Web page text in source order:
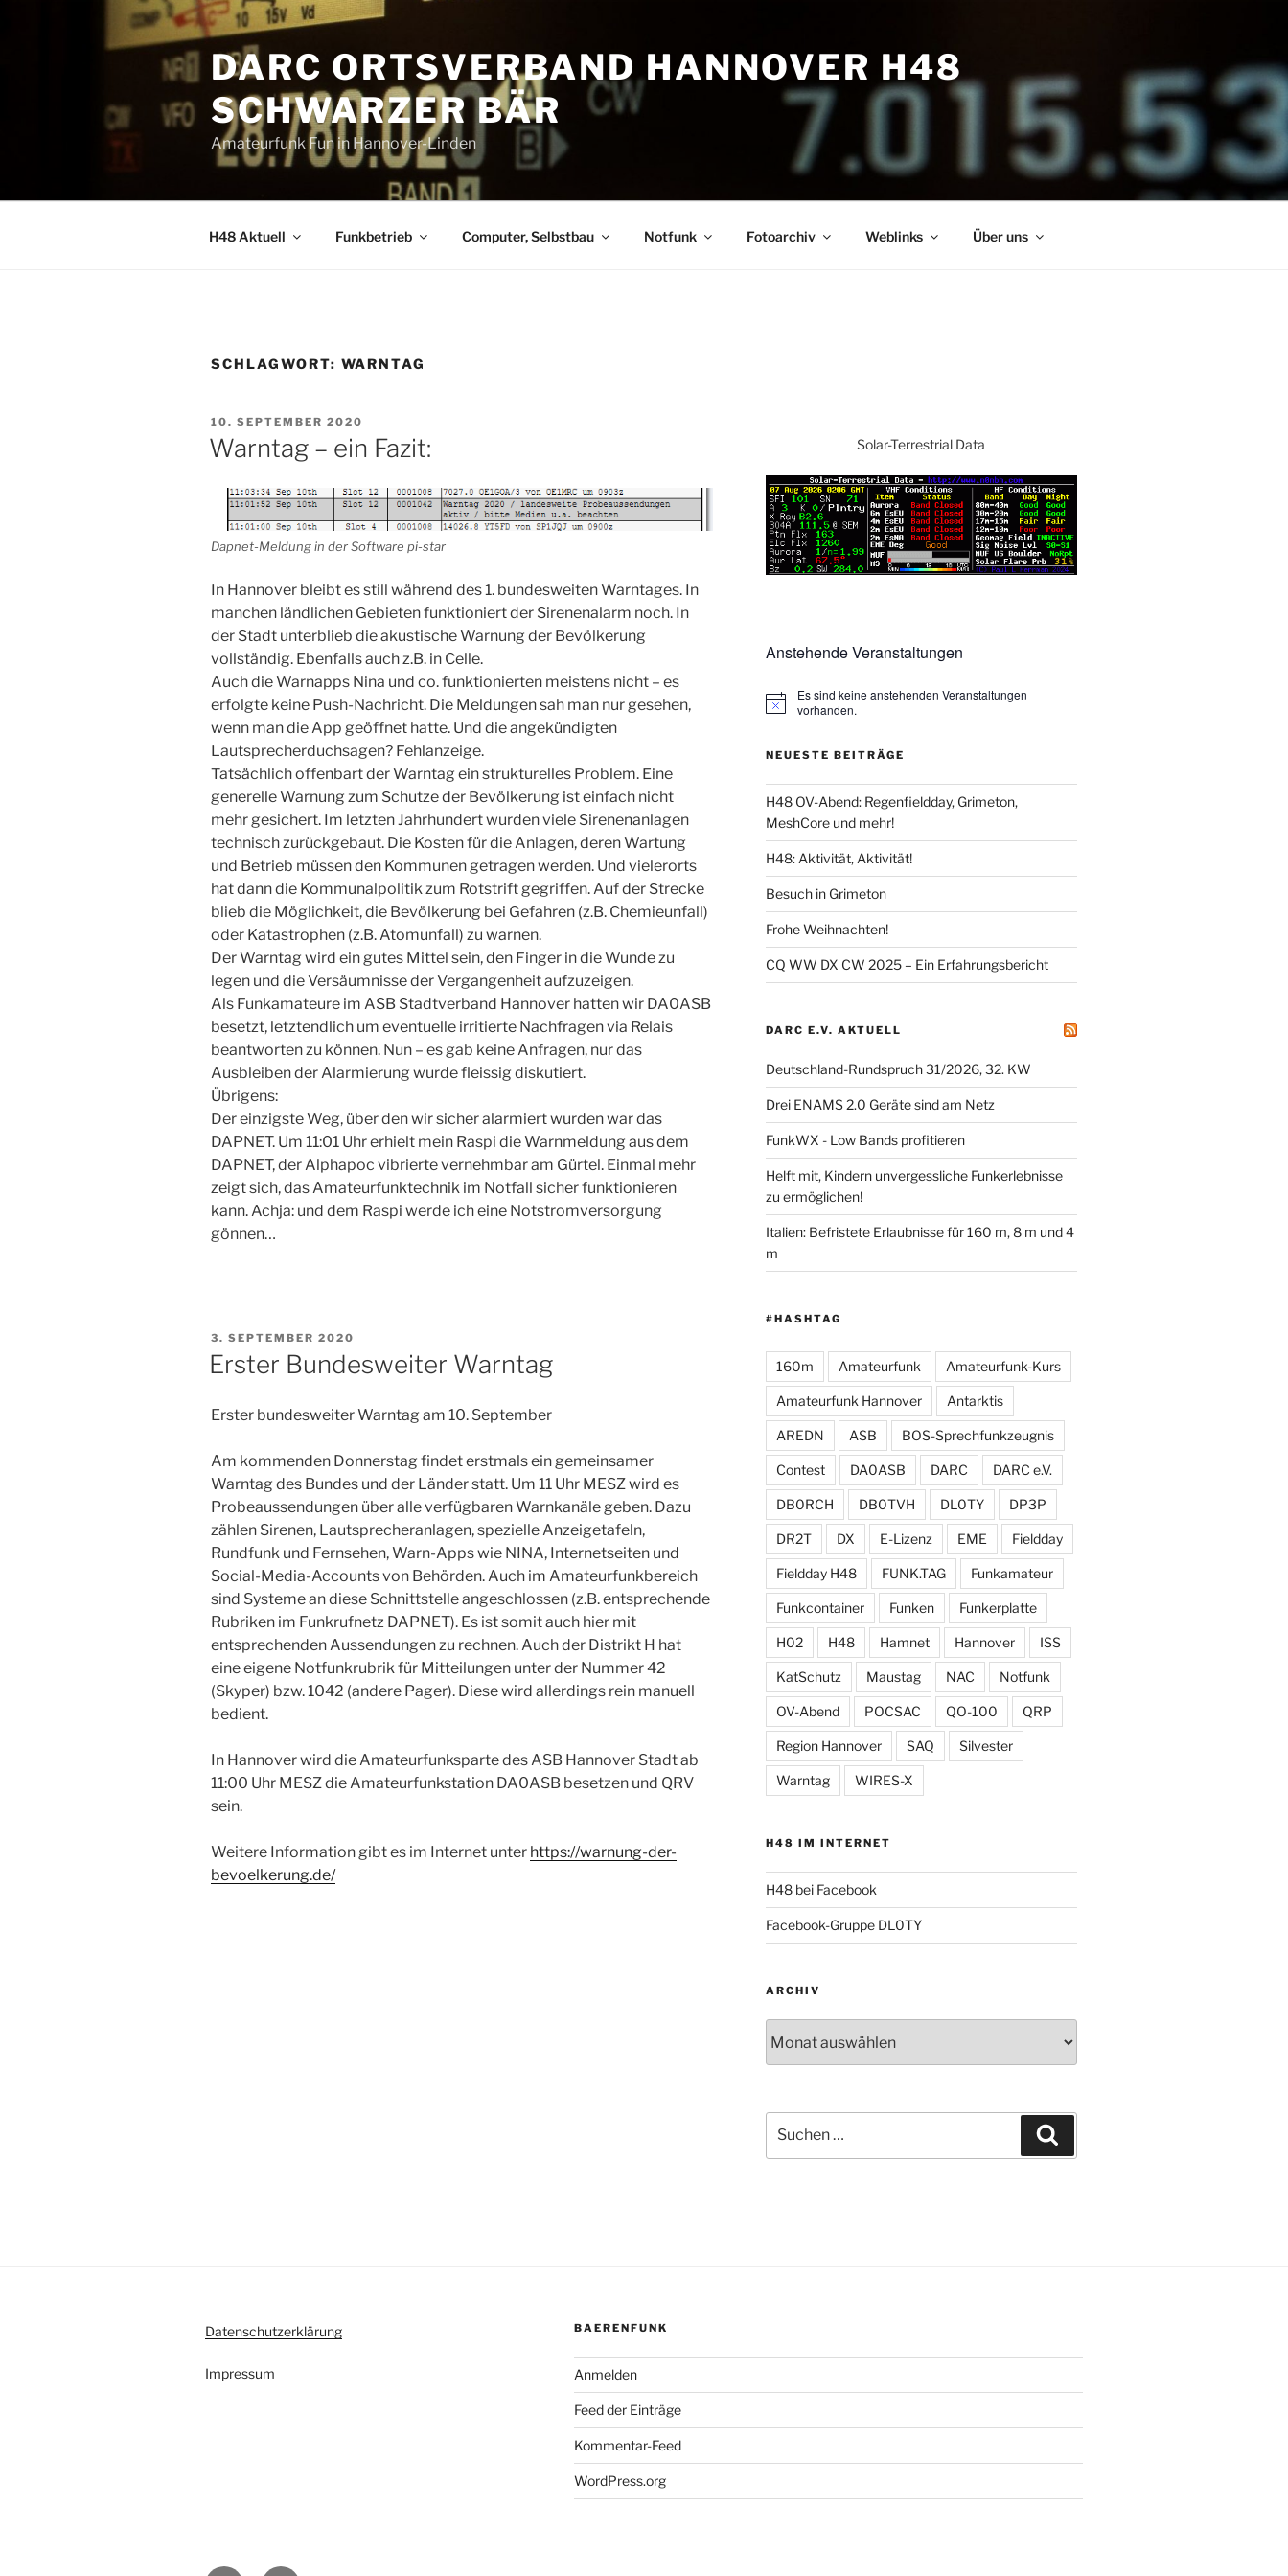
DARC ORTSVERBAND HANNOVER H48
SCHWARZER BÄR
Amateurfunk Fun in Hannover-Linden
H48 Aktuell Funkbetrieb Computer, Selbstbau Notfunk Fotoarchiv Weblinks Über uns
SCHLAGWORT: WARNTAG
VERÖFFENTLICHT
AM
10. SEPTEMBER 2020
Warntag – ein Fazit:
Dapnet-Meldung in der Software pi-star
In Hannover bleibt es still während des 1. bundesweiten Warntages. In
manchen ländlichen Gebieten funktioniert der Sirenenalarm noch. In
der Stadt unterblieb die akustische Warnung der Bevölkerung
vollständig. Ebenfalls auch z.B. in Celle.
Auch die Warnapps Nina und co. funktionierten meistens nicht – es
erfolgte keine Push-Nachricht. Die Meldungen sah man nur gesehen,
wenn man die App geöffnet hatte. Und die angekündigten
Lautsprecherduchsagen? Fehlanzeige.
Tatsächlich offenbart der Warntag ein strukturelles Problem. Eine
generelle Warnung zum Schutze der Bevölkerung ist einfach nicht
mehr gesichert. Im letzten Jahrhundert wurden viele Sirenenanlagen
technisch zurückgebaut. Die Kosten für die Anlagen, deren Wartung
und Betrieb müssen den Kommunen getragen werden. Und vielerorts
hat dann die Kommunalpolitik zum Rotstrift gegriffen. Auf der Strecke
blieb die Möglichkeit, die Bevölkerung bei Gefahren (z.B. Chemieunfall)
oder Katastrophen (z.B. Atomunfall) zu warnen.
Der Warntag wird ein gutes Mittel sein, den Finger in die Wunde zu
legen und die Versäumnisse der Vergangenheit aufzuzeigen.
Als Funkamateure im ASB Stadtverband Hannover hatten wir DA0ASB
besetzt, letztendlich um eventuelle irritierte Nachfragen via Relais
beantworten zu können. Nun – es gab keine Anfragen, nur das
Ausbleiben der Alarmierung wurde fleissig diskutiert.
Übrigens:
Der einzigste Weg, über den wir sicher alarmiert wurden war das
DAPNET. Um 11:01 Uhr erhielt mein Raspi die Warnmeldung aus dem
DAPNET, der Alphapoc vibrierte vernehmbar am Gürtel. Einmal mehr
zeigt sich, das Amateurfunktechnik im Notfall sicher funktionieren
kann. Achja: und dem Raspi werde ich eine Notstromversorgung
gönnen…
VERÖFFENTLICHT
AM
3. SEPTEMBER 2020
Erster Bundesweiter Warntag
Erster bundesweiter Warntag am 10. September
Am kommenden Donnerstag findet erstmals ein gemeinsamer
Warntag des Bundes und der Länder statt. Um 11 Uhr MESZ wird es
Probeaussendungen über alle verfügbaren Warnkanäle geben. Dazu
zählen Sirenen, Lautsprecheranlagen, spezielle Anzeigetafeln,
Rundfunk und Fernsehen, Warn-Apps wie NINA, Internetseiten und
Social-Media-Accounts von Behörden. Auch im Amateurfunkbereich
sind Systeme an diese Schnittstelle angeschlossen (z.B. entsprechende
Rubriken im Funkrufnetz DAPNET). Es ist somit auch hier mit
entsprechenden Aussendungen zu rechnen. Auch der Distrikt H hat
eine eigene Notfunkrubrik für Mitteilungen unter der Nummer 42
(Skyper) bzw. 1042 (andere Pager). Diese wird allerdings rein manuell
bedient.
In Hannover wird die Amateurfunksparte des ASB Hannover Stadt ab
11:00 Uhr MESZ die Amateurfunkstation DA0ASB besetzen und QRV
sein.
Weitere Information gibt es im Internet unter https://warnung-der-
bevoelkerung.de/
Solar-Terrestrial Data
Anstehende Veranstaltungen
Es sind keine anstehenden Veranstaltungen
vorhanden.
NEUESTE BEITRÄGE
H48 OV-Abend: Regenfieldday, Grimeton,
MeshCore und mehr!
H48: Aktivität, Aktivität!
Besuch in Grimeton
Frohe Weihnachten!
CQ WW DX CW 2025 – Ein Erfahrungsbericht
DARC E.V. AKTUELL
Deutschland-Rundspruch 31/2026, 32. KW
Drei ENAMS 2.0 Geräte sind am Netz
FunkWX - Low Bands profitieren
Helft mit, Kindern unvergessliche Funkerlebnisse
zu ermöglichen!
Italien: Befristete Erlaubnisse für 160 m, 8 m und 4
m
#HASHTAG
160m Amateurfunk Amateurfunk-Kurs
Amateurfunk Hannover Antarktis
AREDN ASB BOS-Sprechfunkzeugnis
Contest DA0ASB DARC DARC e.V.
DB0RCH DB0TVH DL0TY DP3P
DR2T DX E-Lizenz EME Fieldday
Fieldday H48 FUNK.TAG Funkamateur
Funkcontainer Funken Funkerplatte
H02 H48 Hamnet Hannover ISS
KatSchutz Maustag NAC Notfunk
OV-Abend POCSAC QO-100 QRP
Region Hannover SAQ Silvester
Warntag WIRES-X
H48 IM INTERNET
H48 bei Facebook
Facebook-Gruppe DL0TY
ARCHIV
nach:
Datenschutzerklärung
Impressum
BAERENFUNK
Anmelden
Feed der Einträge
Kommentar-Feed
WordPress.org